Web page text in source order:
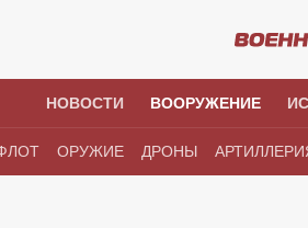
НОВОСТИ ВООРУЖЕНИЕ
ОРУЖИЕ ДРОНЫ